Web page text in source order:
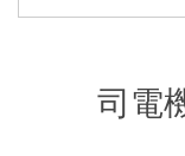
司電